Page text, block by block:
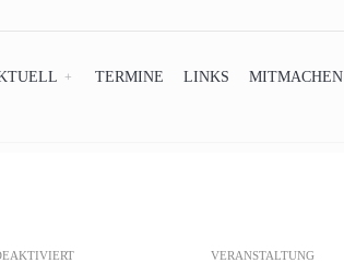
TERMINE LINKS MITMACHEN
VERANSTALTUNG